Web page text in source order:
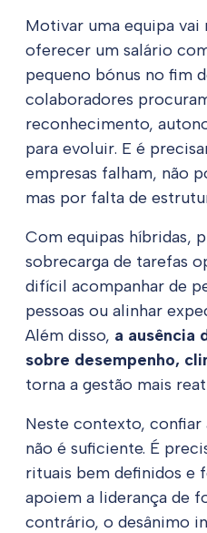
Motivar uma equipa vai
oferecer um salário
pequeno bónus no fim
colaboradores
reconhecimento,
para evoluir. E é
empresas falham, não
mas por falta de
Com equipas híbridas,
sobrecarga de tarefas
difícil acompanhar de
pessoas ou alinhar
Além disso, a ausência
sobre desempenho,
torna a gestão mais
Neste contexto, confiar
não é suficiente. É
rituais bem definidos e
apoiem a liderança de
contrário, o desânimo